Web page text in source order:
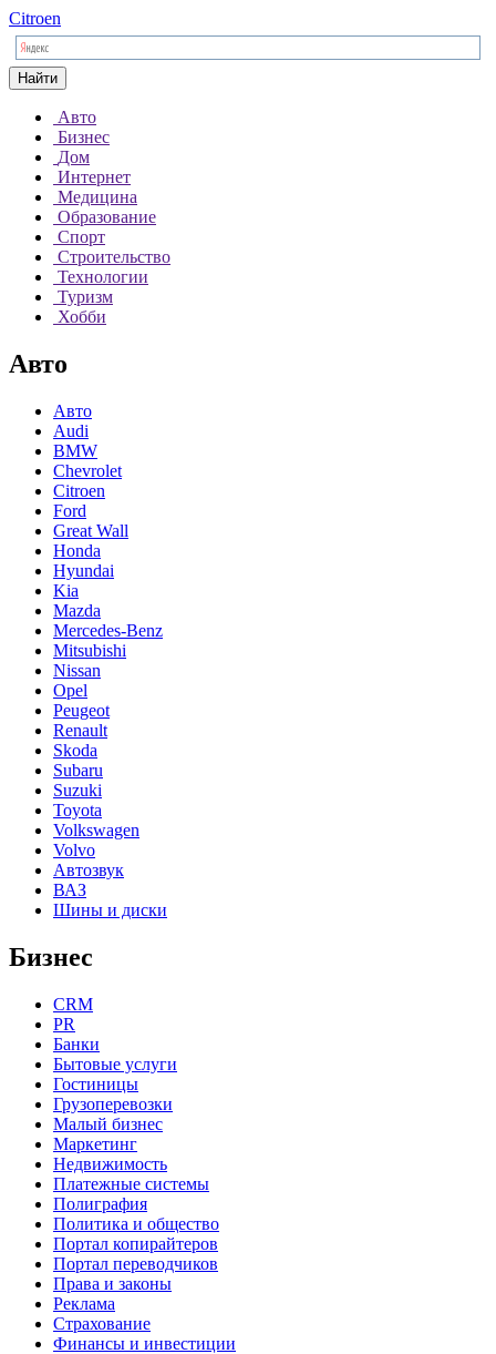
Citroen
Найти
Авто
Бизнес
Дом
Интернет
Медицина
Образование
Спорт
Строительство
Технологии
Туризм
Хобби
Авто
Авто
Audi
BMW
Chevrolet
Citroen
Ford
Great Wall
Honda
Hyundai
Kia
Mazda
Mercedes-Benz
Mitsubishi
Nissan
Opel
Peugeot
Renault
Skoda
Subaru
Suzuki
Toyota
Volkswagen
Volvo
Автозвук
ВАЗ
Шины и диски
Бизнес
CRM
PR
Банки
Бытовые услуги
Гостиницы
Грузоперевозки
Малый бизнес
Маркетинг
Недвижимость
Платежные системы
Полиграфия
Политика и общество
Портал копирайтеров
Портал переводчиков
Права и законы
Реклама
Страхование
Финансы и инвестиции